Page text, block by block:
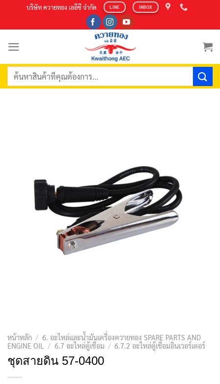
content
บริษัท ควายทอง เออีซี จำกัด LINE INBOX
ค้นหา:
หน้าหลัก / 6. อะไหล่และน้ำมันเครื่องควายทอง SPARE PARTS AND
ENGINE OIL
/ 6.7 อะไหล่ตู้เชื่อม / 6.7.2 อะไหล่ตู้เชื่อมอินเวอร์เตอร์
ชุดสายดิน 57-0400